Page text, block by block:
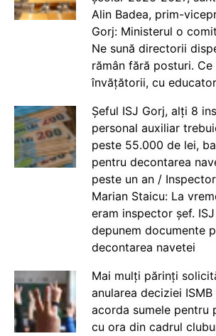
Alin Badea, prim-
Gorj: Ministerul o
Ne sună directorii
rămân fără posturi.
învățătorii, cu
Șeful ISJ Gorj, alți 8
personal auxiliar
peste 55.000 de lei,
pentru decontarea
peste un an /
Marian Staicu: La
eram inspector șef.
depunem documente
decontarea navetei
Mai mulți părinți
anularea deciziei
acorda sumele pentru
cu ora din cadrul